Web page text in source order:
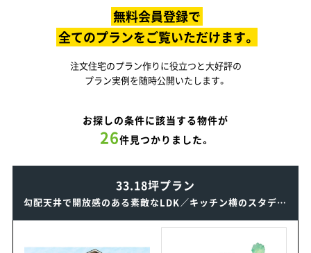
無料会員登録で
全てのプランをご覧いただけます。
注文住宅のプラン作りに役立つと大好評の
プラン実例を随時公開いたします。
お探しの条件に該当する物件が
26件見つかりました。
33.18坪プラン
勾配天井で開放感のある素敵なLDK／キッチン横のスタディコーナーは子育てにとっても便利な2階建ての家